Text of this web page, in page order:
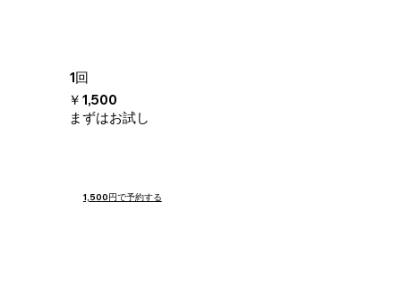
1回
￥1,500
まずはお試し
1,500円で予約する